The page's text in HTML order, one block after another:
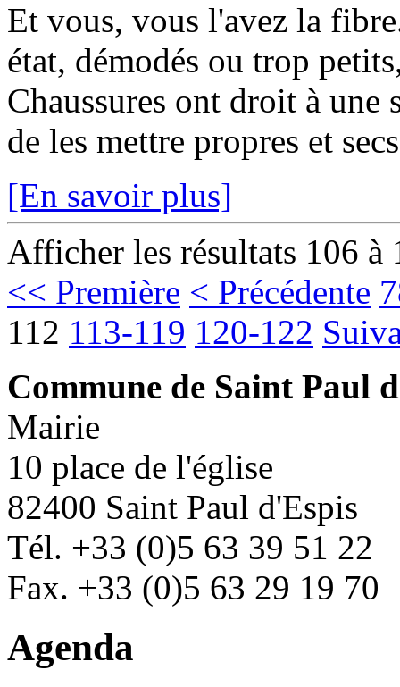
Et vous, vous l'avez la
état, démodés ou trop
Chaussures ont droit à
de les mettre propres et
[En savoir plus]
Afficher les résultats 106 à
<< Première < Précédente
112 113-119 120-122
Commune de Saint Paul
Mairie
10 place de l'église
82400 Saint Paul d'Espis
Tél. +33 (0)5 63 39 51 22
Fax. +33 (0)5 63 29 19 70
Agenda